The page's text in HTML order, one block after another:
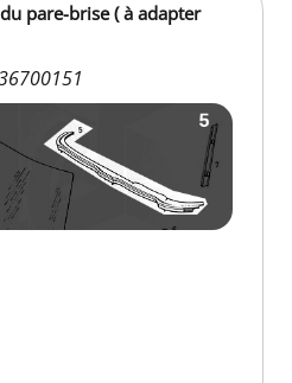
pare-brise ( à adapter